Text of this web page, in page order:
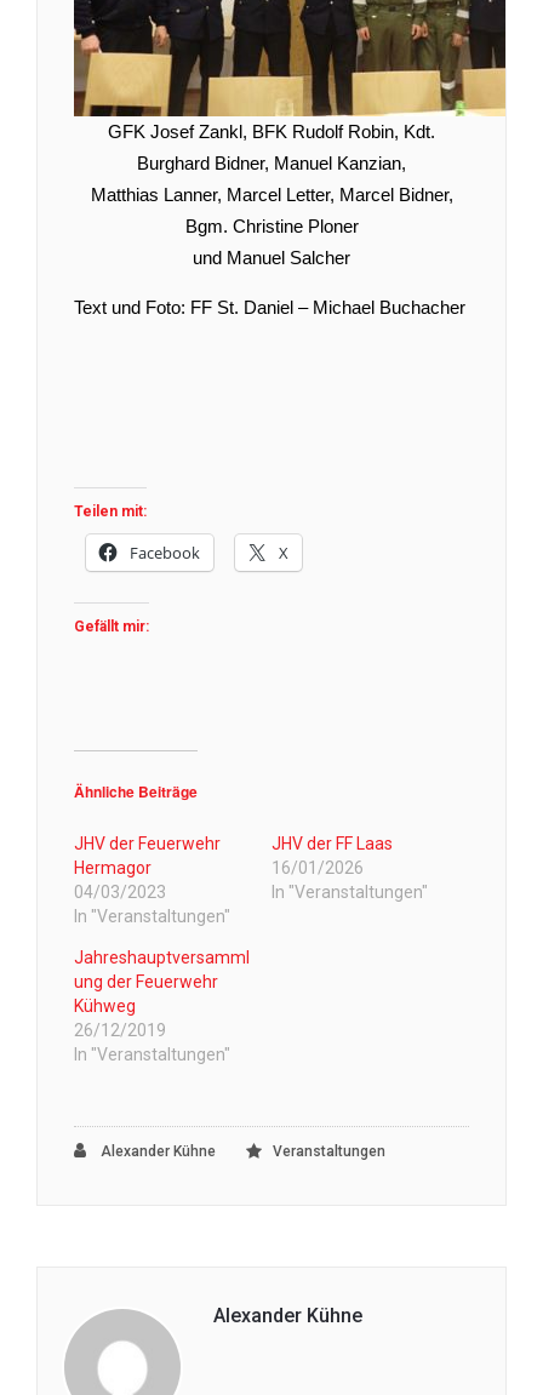
GFK Josef Zankl, BFK Rudolf Robin, Kdt.
Burghard Bidner, Manuel Kanzian,
Matthias Lanner, Marcel Letter, Marcel Bidner,
Bgm. Christine Ploner
und Manuel Salcher
Text und Foto: FF St. Daniel – Michael Buchacher
Teilen mit:
Facebook X
Gefällt mir:
Ähnliche Beiträge
JHV der Feuerwehr
Hermagor
04/03/2023
In "Veranstaltungen"
JHV der FF Laas
16/01/2026
In "Veranstaltungen"
Jahreshauptversamml
ung der Feuerwehr
Kühweg
26/12/2019
In "Veranstaltungen"
Alexander Kühne Veranstaltungen
Alexander Kühne